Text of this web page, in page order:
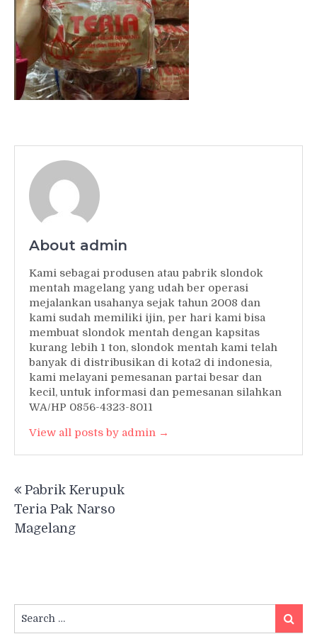
About admin
Kami sebagai produsen atau pabrik slondok
mentah magelang yang udah ber operasi
mejalankan usahanya sejak tahun 2008 dan
kami sudah memiliki ijin, per hari kami bisa
membuat slondok mentah dengan kapsitas
kurang lebih 1 ton, slondok mentah kami telah
banyak di distribusikan di kota2 di indonesia,
kami melayani pemesanan partai besar dan
kecil, untuk informasi dan pemesanan silahkan
WA/HP 0856-4323-8011
View all posts by admin →
navigation
Pabrik Kerupuk
Teria Pak Narso
Magelang
Search
for:
Search